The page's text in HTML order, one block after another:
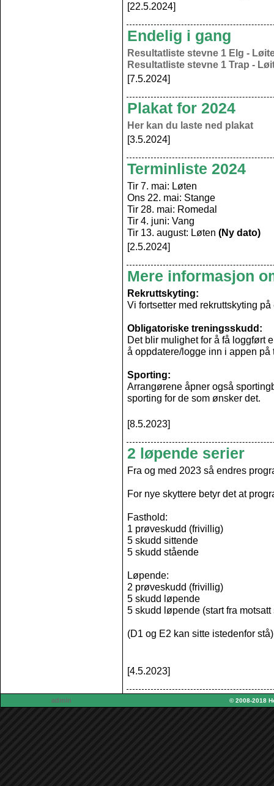
[22.5.2024]
Endelig i gang
Resultatliste stevne 1 Elg -
Resultatliste stevne 1 Trap -
[7.5.2024]
Plakat for 2024
Her kan du laste ned plakat
[3.5.2024]
Terminliste 2024
Tir 7. mai: Løten
Ons 22. mai: Stange
Tir 28. mai: Romedal
Tir 4. juni: Vang
Tir 13. august: Løten (Ny dato)
[2.5.2024]
Mere informasjon
Rekruttskyting:
Vi fortsetter med rekruttskyting
Obligatoriske treningsskudd:
Det blir mulighet for å få loggført
å oppdatere/logge inn i appen på
Sporting:
Arrangørene åpner også
sporting for de som ønsker det.
[8.5.2023]
2 løpende serier
Fra og med 2023 så endres
For nye skyttere betyr det at
Fasthold:
1 prøveskudd (frivillig)
5 skudd sittende
5 skudd stående
Løpende:
2 prøveskudd (frivillig)
5 skudd løpende
5 skudd løpende (start fra motsatt
(D1 og E2 kan sitte istedenfor stå)
[4.5.2023]
admin © 2008-2018